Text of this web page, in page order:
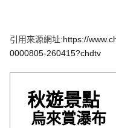
引用來源網址:https://
0000805-260415?chdtv
秋遊景點
烏來賞瀑布